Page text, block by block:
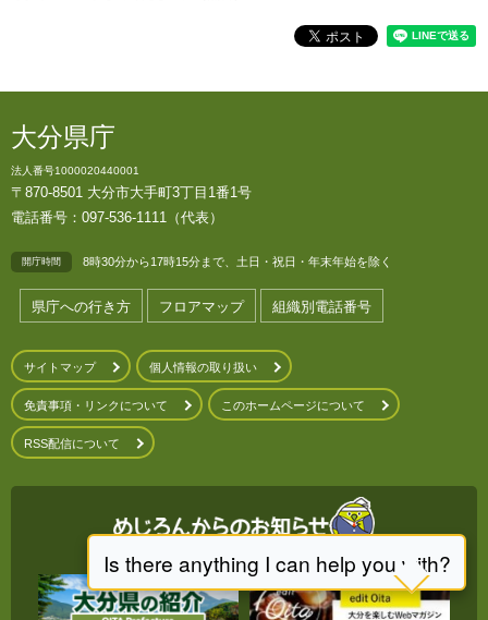
大分県庁
法人番号1000020440001
〒870-8501 大分市大手町3丁目1番1号
電話番号：097-536-1111（代表）
開庁時間 8時30分から17時15分まで、土日・祝日・年末年始を除く
県庁への行き方 フロアマップ 組織別電話番号
サイトマップ 個人情報の取り扱い
免責事項・リンクについて このホームページについて
RSS配信について